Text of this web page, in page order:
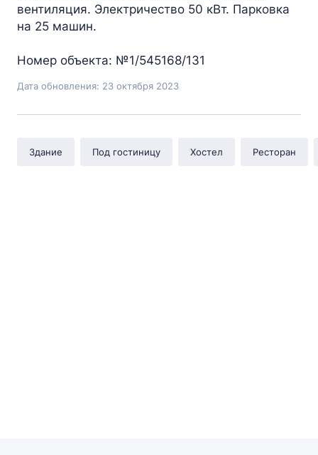
вентиляция. Электричество 50 кВт. Парковка
на 25 машин.
Номер объекта: №1/545168/131
Дата обновления: 23 октября 2023
Здание Под гостиницу Хостел Ресторан